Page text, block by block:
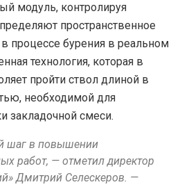
модуль, контролируя
пространственное
процессе бурения в реальном
технология, которая в
пройти ствол длиной в
необходимой для
закладочной смеси.
шаг в повышении
работ, — отметил директор
Дмитрий Селескеров. —